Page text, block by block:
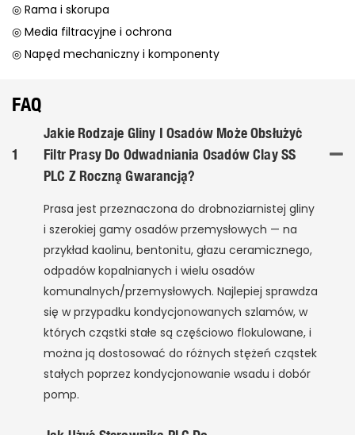
◎ Rama i skorupa
◎ Media filtracyjne i ochrona
◎ Napęd mechaniczny i komponenty
FAQ
1
Jakie Rodzaje Gliny I Osadów Może Obsłużyć
Filtr Prasy Do Odwadniania Osadów Clay SS
PLC Z Roczną Gwarancją?
Prasa jest przeznaczona do drobnoziarnistej gliny
i szerokiej gamy osadów przemysłowych — na
przykład kaolinu, bentonitu, głazu ceramicznego,
odpadów kopalnianych i wielu osadów
komunalnych/przemysłowych. Najlepiej sprawdza
się w przypadku kondycjonowanych szlamów, w
których cząstki stałe są częściowo flokulowane, i
można ją dostosować do różnych stężeń cząstek
stałych poprzez kondycjonowanie wsadu i dobór
pomp.